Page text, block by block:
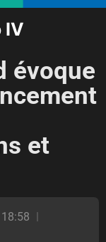
IV
évoque
et
18:58